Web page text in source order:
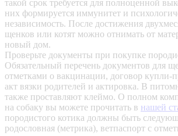
такой срок требуется для полноценной
них формируется иммунитет и
независимость. После достижения
щенков или котят можно отнимать от
новый дом.
Проверьте документы при покупке
Обязательный перечень документов для
отметками о вакцинации, договор купли-
акт вязки родителей и актировка. В
также проставляют клеймо. О полном
на собаку вы можете прочитать в нашей
породистого котика должны быть
родословная (метрика), ветпаспорт с